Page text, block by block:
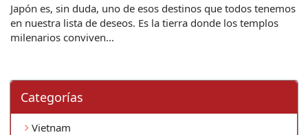
Japón es, sin duda, uno de esos destinos que todos tenemos
en nuestra lista de deseos. Es la tierra donde los templos
milenarios conviven...
Categorí­as
Vietnam